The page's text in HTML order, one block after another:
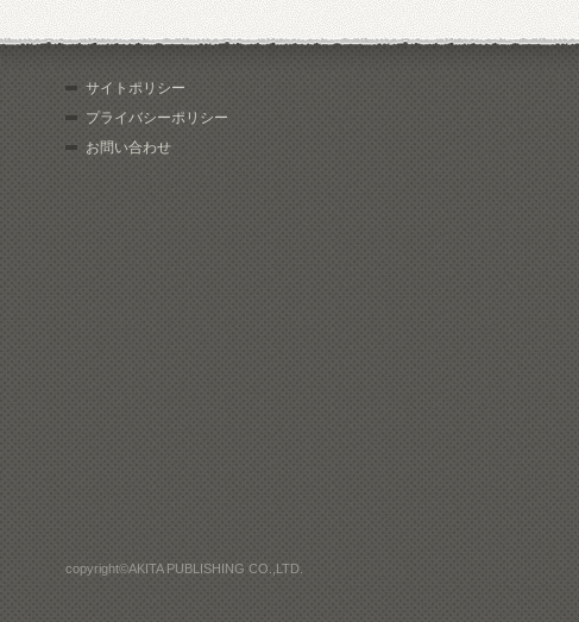
サイトポリシー
プライバシーポリシー
お問い合わせ
copyright©AKITA PUBLISHING CO.,LTD.